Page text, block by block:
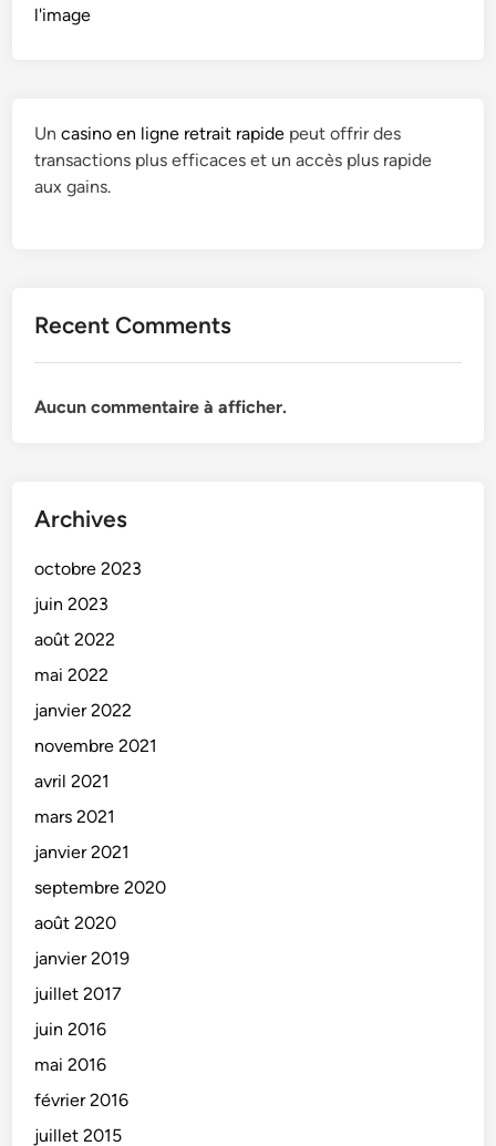
l'image
Uncasino en ligne retrait rapide peut offrir des
transactions plus efficaces et un accès plus rapide
aux gains.
Recent Comments
Aucun commentaire à afficher.
Archives
octobre 2023
juin 2023
août 2022
mai 2022
janvier 2022
novembre 2021
avril 2021
mars 2021
janvier 2021
septembre 2020
août 2020
janvier 2019
juillet 2017
juin 2016
mai 2016
février 2016
juillet 2015